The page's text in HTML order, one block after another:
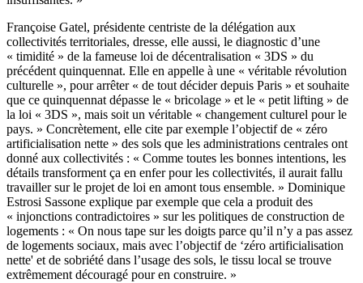
Françoise Gatel, présidente centriste de la délégation aux
collectivités territoriales, dresse, elle aussi, le diagnostic d’une
« timidité » de la fameuse loi de décentralisation « 3DS » du
précédent quinquennat. Elle en appelle à une « véritable révolution
culturelle », pour arrêter « de tout décider depuis Paris » et souhaite
que ce quinquennat dépasse le « bricolage » et le « petit lifting » de
la loi « 3DS », mais soit un véritable « changement culturel pour le
pays. » Concrètement, elle cite par exemple l’objectif de « zéro
artificialisation nette » des sols que les administrations centrales ont
donné aux collectivités : « Comme toutes les bonnes intentions, les
détails transforment ça en enfer pour les collectivités, il aurait fallu
travailler sur le projet de loi en amont tous ensemble. » Dominique
Estrosi Sassone explique par exemple que cela a produit des
« injonctions contradictoires » sur les politiques de construction de
logements : « On nous tape sur les doigts parce qu’il n’y a pas assez
de logements sociaux, mais avec l’objectif de ‘zéro artificialisation
nette' et de sobriété dans l’usage des sols, le tissu local se trouve
extrêmement découragé pour en construire. »